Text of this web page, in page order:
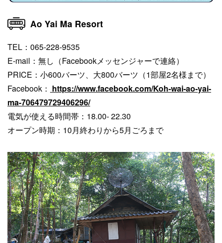
Ao Yai Ma Resort
TEL：065-228-9535
E-mail：無し（Facebookメッセンジャーで連絡）
PRICE：小600バーツ、大800バーツ（1部屋2名様まで）
Facebook： https://www.facebook.com/Koh-wai-ao-yai-
ma-706479729406296/
電気が使える時間帯：18.00- 22.30
オープン時期：10月終わりから5月ごろまで